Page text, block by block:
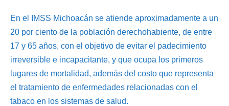
En el IMSS Michoacán se atiende aproximadamente a un
20 por ciento de la población derechohabiente, de entre
17 y 65 años, con el objetivo de evitar el padecimiento
irreversible e incapacitante, y que ocupa los primeros
lugares de mortalidad, además del costo que representa
el tratamiento de enfermedades relacionadas con el
tabaco en los sistemas de salud.